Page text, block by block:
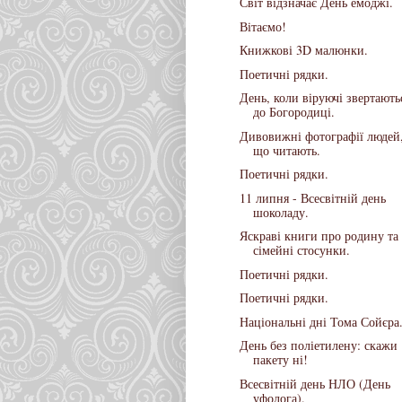
Вітаємо!
Книжкові 3D малюнки.
Поетичні рядки.
День, коли віруючі
до Богородиці.
Дивовижні фотографії людей,
що читають.
Поетичні рядки.
11 липня - Всесвітній день
шоколаду.
Яскраві книги про родину та
сімейні стосунки.
Поетичні рядки.
Поетичні рядки.
Національні дні Тома Сойєра.
День без поліетилену: скажи
пакету ні!
Всесвітній день НЛО (День
уфолога).